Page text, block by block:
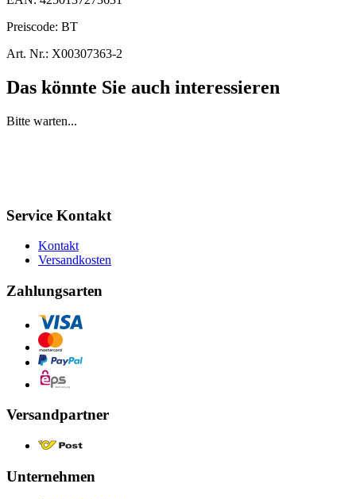
Preiscode: BT
Art. Nr.: X00307363-2
Das könnte Sie auch interessieren
Bitte warten...
Service Kontakt
Kontakt
Versandkosten
Zahlungsarten
Versandpartner
Unternehmen